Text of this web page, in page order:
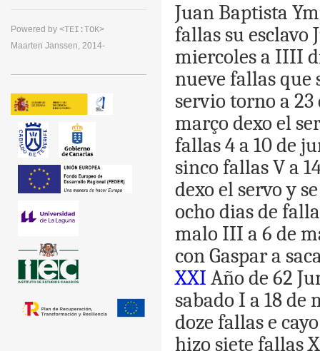
Powered by <TEI:TOK>
Maarten Janssen, 2014-
Juan Baptista
fallas su esclavo
miercolesa IIII
nueve fallasque
servio torno a 23
março dexo el
fallas4a 10de
sinco fallasVa
dexo el servo y se
ocho diasde
malo III a 6 de
conGaspara
XXI Año de 62
sabado I a 18de
doze fallase cayo
hizo siete fallas